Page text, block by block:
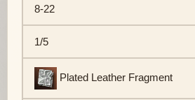
8-22
1/5
Plated Leather Fragment